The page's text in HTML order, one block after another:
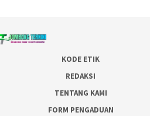
KODE ETIK
REDAKSI
TENTANG KAMI
FORM PENGADUAN